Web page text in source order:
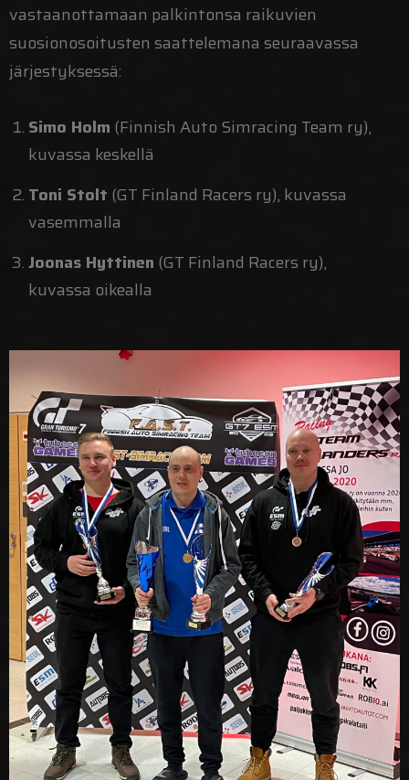
vastaanottamaan palkintonsa raikuvien
suosionosoitusten saattelemana seuraavassa
järjestyksessä:
Simo Holm (Finnish Auto Simracing Team ry),
kuvassa keskellä
Toni Stolt (GT Finland Racers ry), kuvassa
vasemmalla
Joonas Hyttinen (GT Finland Racers ry),
kuvassa oikealla